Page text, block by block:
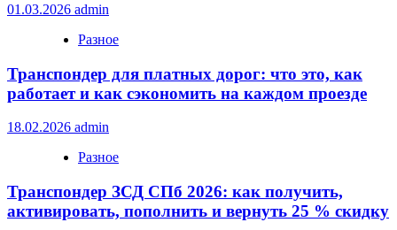
01.03.2026 admin
Разное
Транспондер для платных дорог: что это, как
работает и как сэкономить на каждом проезде
18.02.2026 admin
Разное
Транспондер ЗСД СПб 2026: как получить,
активировать, пополнить и вернуть 25 % скидку